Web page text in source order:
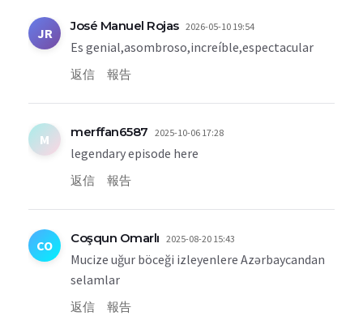
JR José Manuel Rojas 2026-05-10 19:54
Es genial,asombroso,increíble,espectacular
返信 報告
M merffan6587 2025-10-06 17:28
legendary episode here
返信 報告
CO Coşqun Omarlı 2025-08-20 15:43
Mucize uğur böceği izleyenlere Azərbaycandan
selamlar
返信 報告